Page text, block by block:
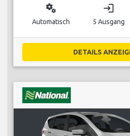
miscellaneous_services
Automatisch
login
5 Ausgang
DETAILS